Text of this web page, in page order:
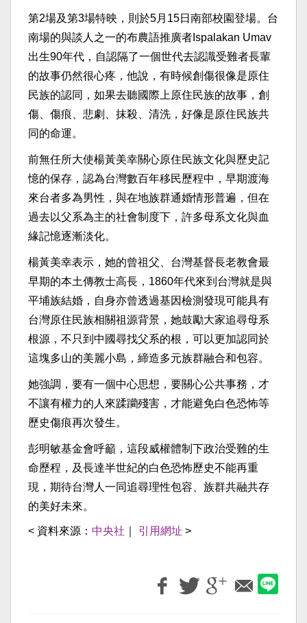
第2場及第3場特映，則於5月15日南部校園登場。台
南場的與談人之一的布農語推廣者Ispalakan Umav
出生90年代，自認隔了一個世代去認識受難者長輩
的故事仍然很心疼，他說，有時候創傷很像是原住
民族的認同，如果去聽國際上原住民族的故事，創
傷、傷痕、悲劇、抹殺、清洗，好像是原住民族共
同的命運。
前無任所大使楊黃美幸關心原住民族文化與歷史記
憶的保存，認為台灣數百年移民歷程中，早期渡海
來台者多為男性，與在地族群通婚情形普遍，但在
過去以父系為主的社會制度下，許多母系文化與血
緣記憶逐漸淡化。
楊黃美幸表示，她的曾祖父、台灣基督長老教會最
早期的本土傳教士高長，1860年代來到台灣就是與
平埔族結婚，自身亦曾透過基因檢測發現可能具有
台灣原住民族相關祖源背景，她鼓勵大家追尋母系
根源，不只到中國尋找父系的根，可以更加認同於
這塊多山的美麗小島，締造多元族群融合和包容。
她強調，要有一個中心思想，要關心公共事務，才
不讓有權力的人來蹂躪殘害，才能避免白色恐怖等
歷史傷痕再次發生。
彭明敏基金會呼籲，這段威權體制下政治受難的生
命歷程，及長達半世紀的白色恐怖歷史不能再重
現，期待台灣人一同追尋理性包容、族群共融共存
的美好未來。
< 資料來源： 中央社 引用網址 >